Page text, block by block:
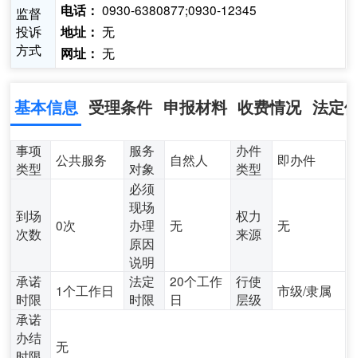
监督
投诉
方式
电话： 0930-6380877;0930-12345
地址： 无
网址： 无
基本信息 受理条件 申报材料 收费情况 法定
事项
类型
公共服务
服务
对象
自然人
办件
类型
即办件
到场
次数
0次
必须
现场
办理
原因
说明
无
权力
来源
无
承诺
时限
1个工作日
法定
时限
20个工作
日
行使
层级
市级/隶属
承诺
办结
无